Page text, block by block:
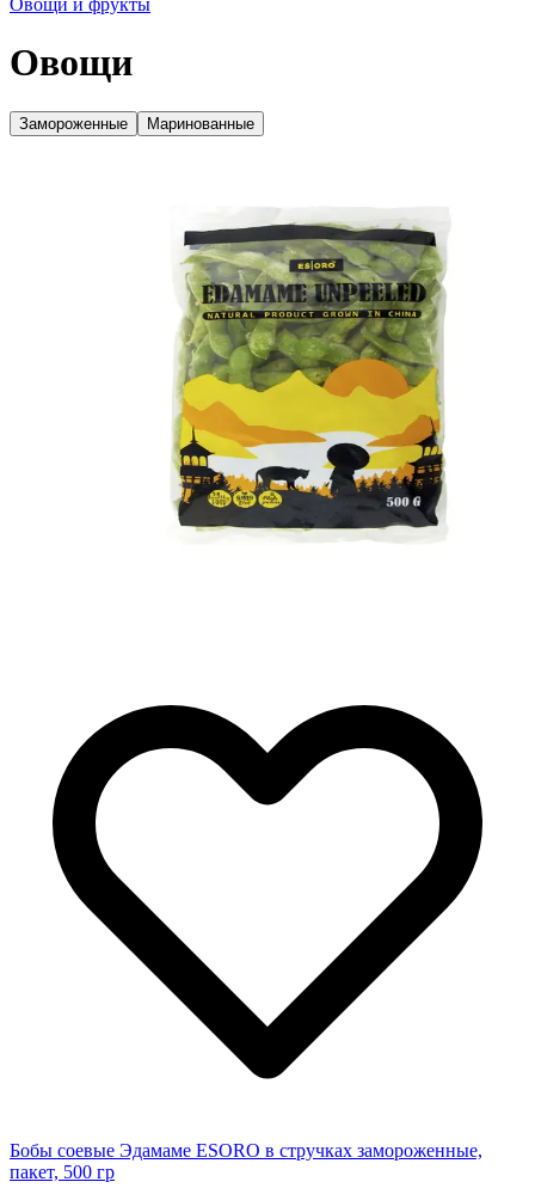
Овощи и фрукты
Овощи
Замороженные Маринованные
Бобы соевые Эдамаме ESORO в стручках замороженные,
пакет, 500 гр